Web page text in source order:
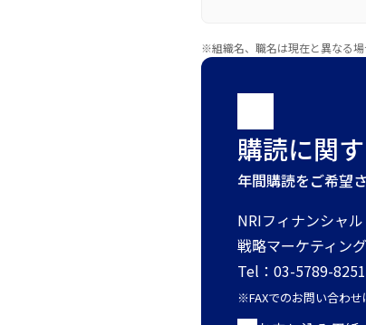
※組織名、職名は現在と異なる場
購読に関
年間購読をご希望
NRIフィナンシャ
戦略マーケティン
Tel：03-5789-
※FAXでのお問い合わせ